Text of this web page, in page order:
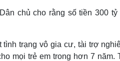
chủ cho rằng số tiền 300
trạng vô gia cư, tài trợ
mọi trẻ em trong hơn 7